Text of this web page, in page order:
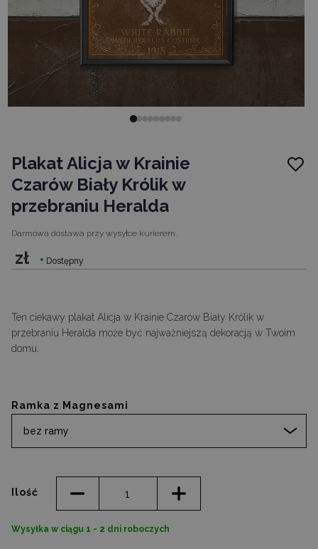
Plakat Alicja w Krainie
Czarów Biały Królik w
przebraniu Heralda
Darmowa dostawa przy wysyłce kurierem.
zł Dostępny
Ten ciekawy plakat Alicja w Krainie Czarów Biały Królik w
przebraniu Heralda może być najważniejszą dekoracją w Twoim
domu.
Wysyłka w ciągu 1 - 2 dni roboczych
Ramka z Magnesami
bez ramy
Ilość